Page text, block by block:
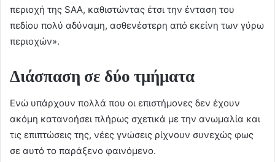
περιοχή της SAA, καθιστώντας έτσι την ένταση του
πεδίου πολύ αδύναμη, ασθενέστερη από εκείνη των γύρω
περιοχών».
Διάσπαση σε δύο τμήματα
Ενώ υπάρχουν πολλά που οι επιστήμονες δεν έχουν
ακόμη κατανοήσει πλήρως σχετικά με την ανωμαλία και
τις επιπτώσεις της, νέες γνώσεις ρίχνουν συνεχώς φως
σε αυτό το παράξενο φαινόμενο.